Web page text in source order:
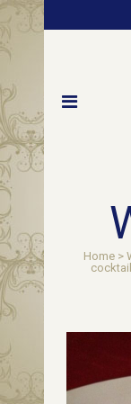
Home >